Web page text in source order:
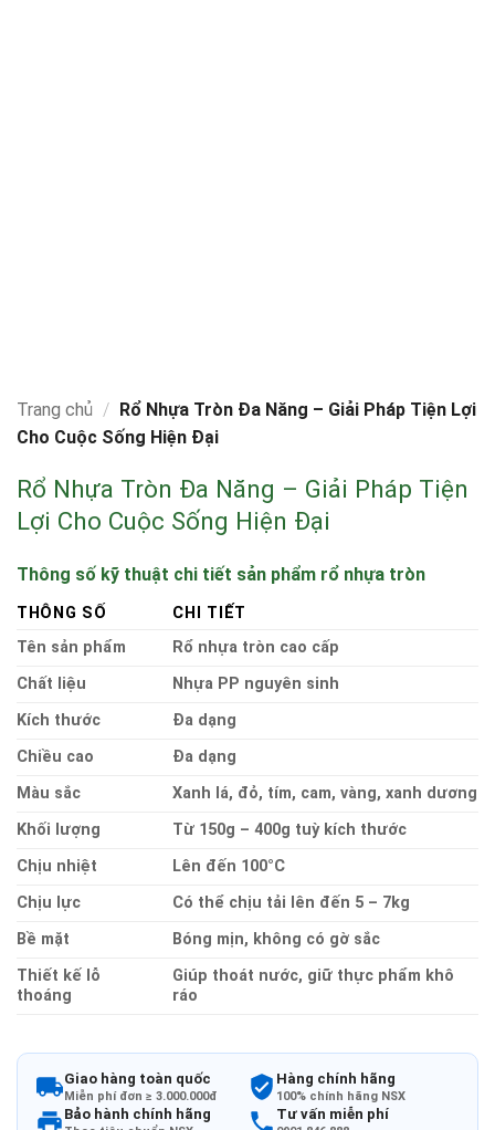
Trang chủ / Rổ Nhựa Tròn Đa Năng – Giải Pháp Tiện Lợi
Cho Cuộc Sống Hiện Đại
Rổ Nhựa Tròn Đa Năng – Giải Pháp Tiện
Lợi Cho Cuộc Sống Hiện Đại
Thông số kỹ thuật chi tiết sản phẩm rổ nhựa tròn
THÔNG SỐ
CHI TIẾT
Tên sản phẩm
Rổ nhựa tròn cao cấp
Chất liệu
Nhựa PP nguyên sinh
Kích thước
Đa dạng
Chiều cao
Đa dạng
Màu sắc
Xanh lá, đỏ, tím, cam, vàng, xanh dương
Khối lượng
Từ 150g – 400g tuỳ kích thước
Chịu nhiệt
Lên đến 100°C
Chịu lực
Có thể chịu tải lên đến 5 – 7kg
Bề mặt
Bóng mịn, không có gờ sắc
Thiết kế lỗ
thoáng
Giúp thoát nước, giữ thực phẩm khô
ráo
Giao hàng toàn quốc
Miễn phí đơn ≥ 3.000.000đ
Hàng chính hãng
100% chính hãng NSX
Bảo hành chính hãng Tư vấn miễn phí